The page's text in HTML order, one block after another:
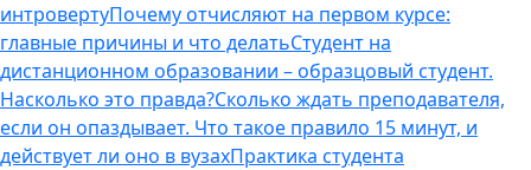
интровертуПочему отчисляют на первом курсе:
главные причины и что делатьСтудент на
дистанционном образовании – образцовый студент.
Насколько это правда?Сколько ждать преподавателя,
если он опаздывает. Что такое правило 15 минут, и
действует ли оно в вузахПрактика студента